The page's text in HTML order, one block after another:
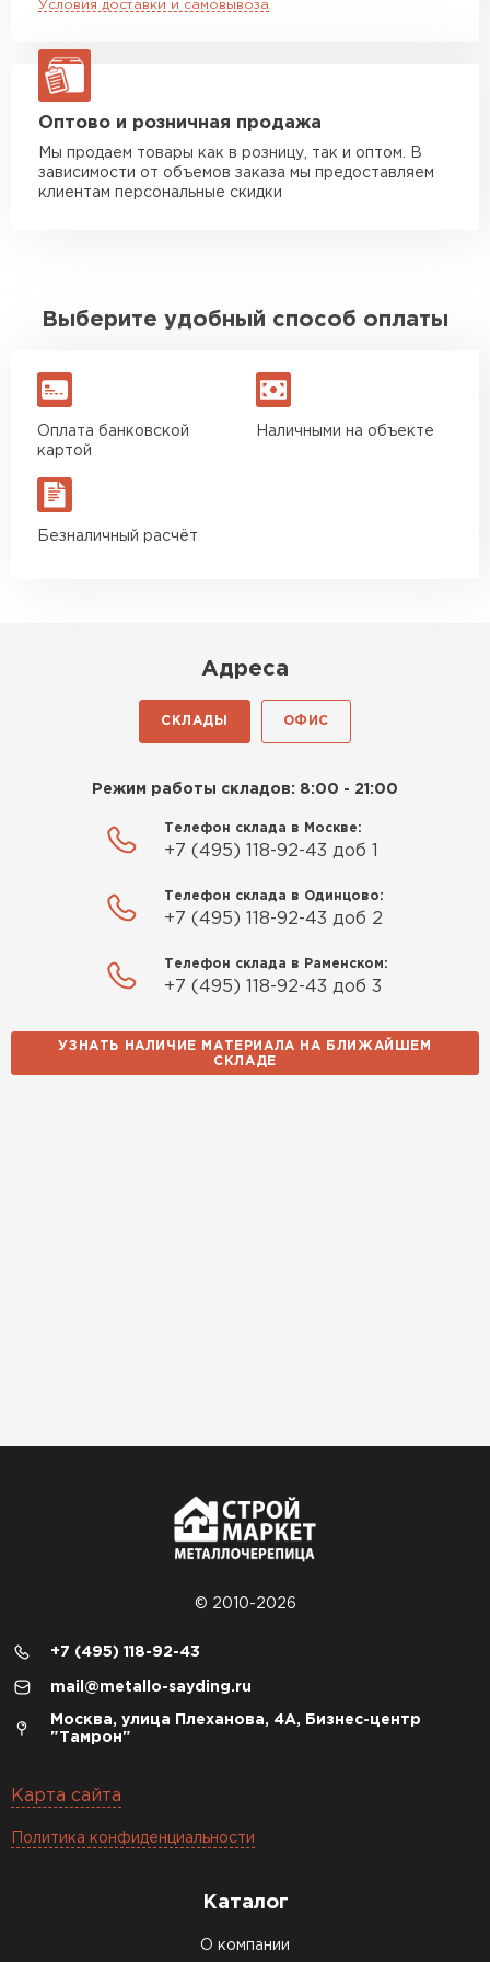
макс. длина груза 13,5 м
ЗАКАЗАТЬ С ДОСТАВКОЙ
Условия доставки и самовывоза
Оптово и розничная продажа
Мы продаем товары как в розницу, так и оптом. В
зависимости от объемов заказа мы предоставляем
клиентам персональные скидки
Выберите удобный способ оплаты
Оплата банковской
картой
Наличными на объекте
Безналичный расчёт
Адреса
СКЛАДЫ ОФИС
Режим работы складов: 8:00 - 21:00
Телефон склада в Москве:
+7 (495) 118-92-43 доб 1
Телефон склада в Одинцово:
+7 (495) 118-92-43 доб 2
Телефон склада в Раменском:
+7 (495) 118-92-43 доб 3
УЗНАТЬ НАЛИЧИЕ МАТЕРИАЛА НА БЛИЖАЙШЕМ
СКЛАДЕ
© 2010-2026
+7 (495) 118-92-43
mail@metallo-sayding.ru
Москва, улица Плеханова, 4А, Бизнес-центр
"Тамрон"
Карта сайта
Политика конфиденциальности
Каталог
О компании